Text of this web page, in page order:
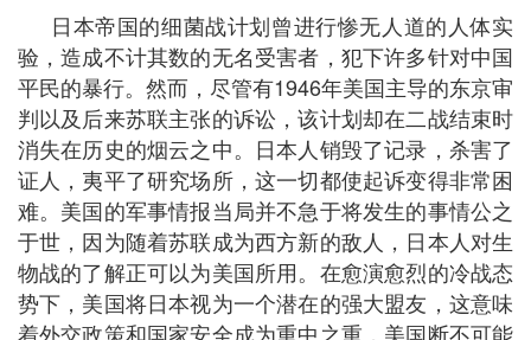
日本帝国的细菌战计划曾进行惨无人道的人体实
验，造成不计其数的无名受害者，犯下许多针对中国
平民的暴行。然而，尽管有1946年美国主导的东京审
判以及后来苏联主张的诉讼，该计划却在二战结束时
消失在历史的烟云之中。日本人销毁了记录，杀害了
证人，夷平了研究场所，这一切都使起诉变得非常困
难。美国的军事情报当局并不急于将发生的事情公之
于世，因为随着苏联成为西方新的敌人，日本人对生
物战的了解正可以为美国所用。在愈演愈烈的冷战态
势下，美国将日本视为一个潜在的强大盟友，这意味
着外交政策和国家安全成为重中之重，美国断不可能